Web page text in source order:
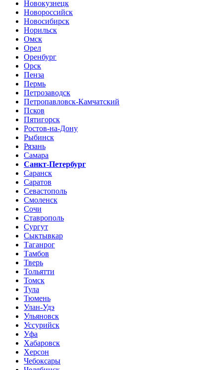
Новокузнецк
Новороссийск
Новосибирск
Норильск
Омск
Орел
Оренбург
Орск
Пенза
Пермь
Петрозаводск
Петропавловск-Камчатский
Псков
Пятигорск
Ростов-на-Дону
Рыбинск
Рязань
Самара
Санкт-Петербург
Саранск
Саратов
Севастополь
Смоленск
Сочи
Ставрополь
Сургут
Сыктывкар
Таганрог
Тамбов
Тверь
Тольятти
Томск
Тула
Тюмень
Улан-Удэ
Ульяновск
Уссурийск
Уфа
Хабаровск
Херсон
Чебоксары